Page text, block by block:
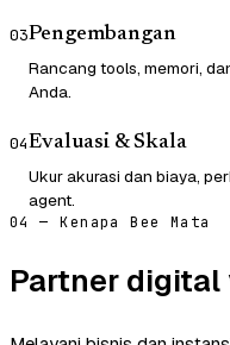
03Pengembangan
Rancang tools, memori,
Anda.
04Evaluasi & Skala
Ukur akurasi dan biaya,
agent.
04 — Kenapa Bee Mata
Partner